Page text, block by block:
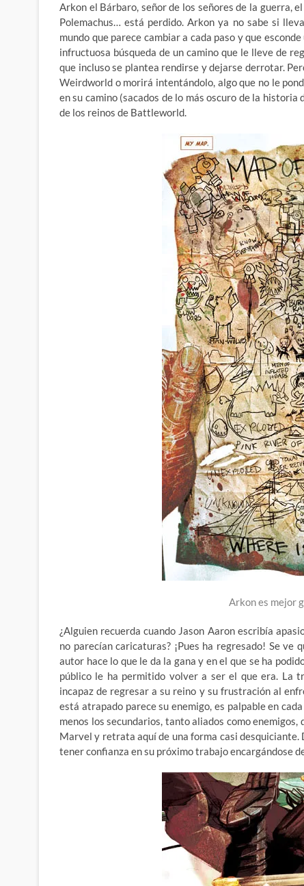
Arkon el Bárbaro, señor de los señores de la guerra,
Polemachus… está perdido. Arkon ya no sabe si
mundo que parece cambiar a cada paso y que
infructuosa búsqueda de un camino que le lleve de
que incluso se plantea rendirse y dejarse derrotar.
Weirdworld o morirá intentándolo, algo que no le
en su camino (sacados de lo más oscuro de la
de los reinos de Battleworld.
Arkon es mejor
¿Alguien recuerda cuando Jason Aaron escribía
no parecían caricaturas? ¡Pues ha regresado! Se
autor hace lo que le da la gana y en el que se ha
público le ha permitido volver a ser el que era. La
incapaz de regresar a su reino y su frustración al
está atrapado parece su enemigo, es palpable en
menos los secundarios, tanto aliados como
Marvel y retrata aquí de una forma casi
tener confianza en su próximo trabajo encargándose